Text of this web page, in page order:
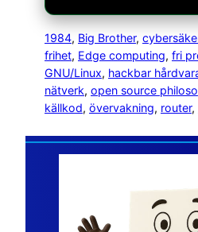
1984, Big Brother,
frihet, Edge computing, fri
GNU/Linux, hackbar
nätverk, open source
källkod, övervakning, router,